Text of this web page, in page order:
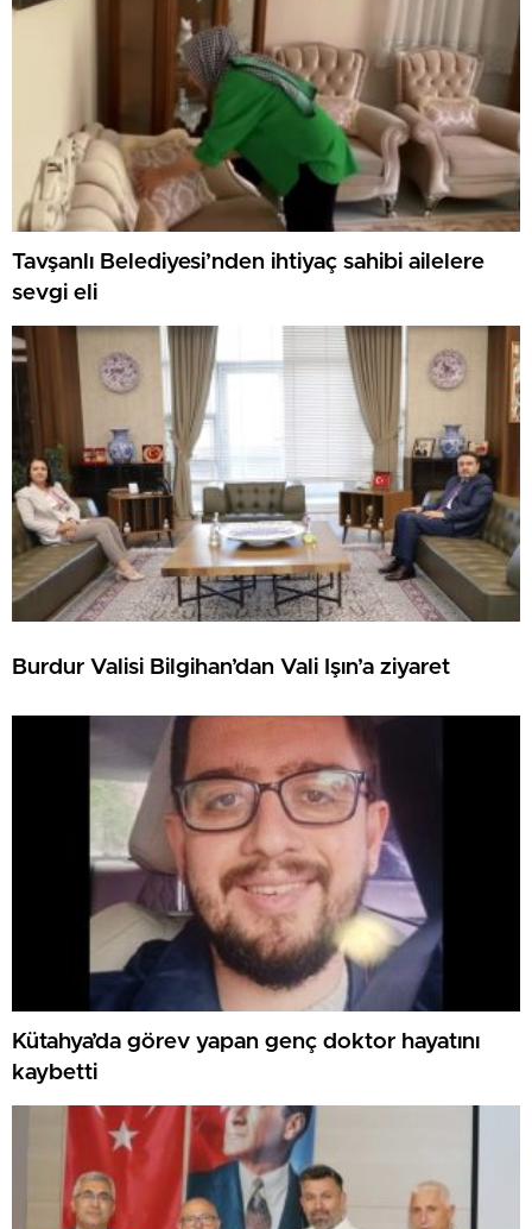
Tavşanlı Belediyesi’nden ihtiyaç sahibi ailelere
sevgi eli
Burdur Valisi Bilgihan’dan Vali Işın’a ziyaret
Kütahya’da görev yapan genç doktor hayatını
kaybetti